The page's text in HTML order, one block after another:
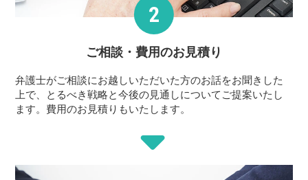
ご相談・費用のお見積り
弁護士がご相談にお越しいただいた方のお話をお聞きした
上で、とるべき戦略と今後の見通しについてご提案いたし
ます。費用のお見積りもいたします。